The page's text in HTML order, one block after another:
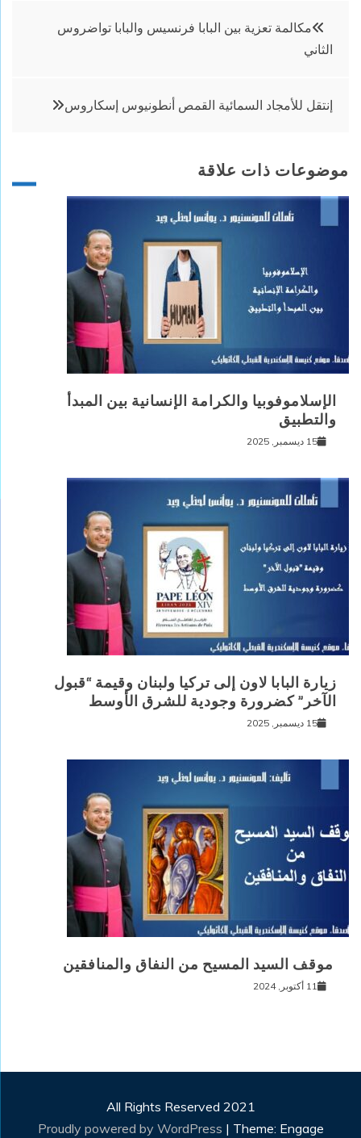
تصفّح
المقالات
مكالمة تعزية بين البابا فرنسيس والبابا تواضروس
الثاني
إنتقل للأمجاد السمائية القمص أنطونيوس إسكاروس
موضوعات ذات علاقة
الإسلاموفوبيا والكرامة الإنسانية بين المبدأ
والتطبيق
15 ديسمبر, 2025
زيارة البابا لاون إلى تركيا ولبنان وقيمة “قبول
الآخر” كضرورة وجودية للشرق الأوسط
15 ديسمبر, 2025
موقف السيد المسيح من النفاق والمنافقين
11 أكتوبر, 2024
All Rights Reserved 2021
Proudly powered by WordPress | Theme: Engage